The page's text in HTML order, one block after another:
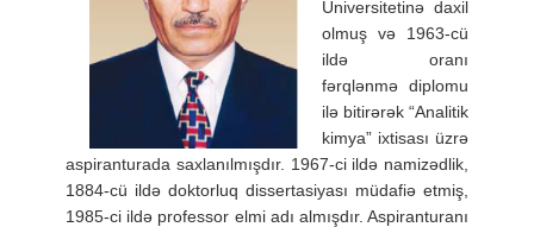
Universitetinə daxil
olmuş və 1963-cü
ildə oranı
fərqlənmə diplomu
ilə bitirərək “Analitik
kimya” ixtisası üzrə
aspiranturada saxlanılmışdır. 1967-ci ildə namizədlik,
1884-cü ildə doktorluq dissertasiyası müdafiə etmiş,
1985-ci ildə professor elmi adı almışdır. Aspiranturanı